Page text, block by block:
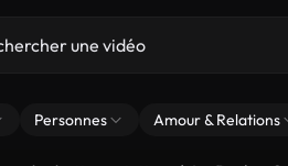
Personnes Amour & Relations